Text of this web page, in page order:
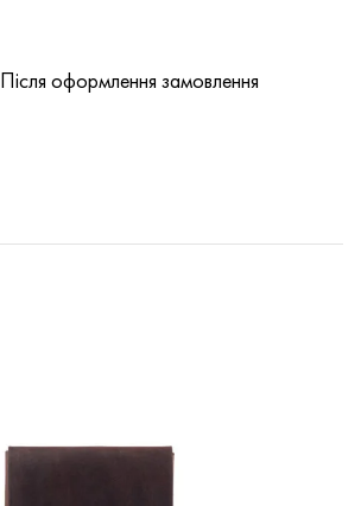
Після оформлення замовлення